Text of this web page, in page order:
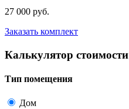
27 000 руб.
Заказать комплект
Калькулятор стоимости
Тип помещения
Дом